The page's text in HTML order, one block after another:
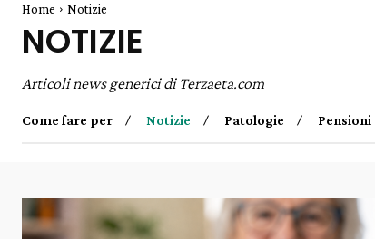
Home Notizie
NOTIZIE
Articoli news generici di Terzaeta.com
Come fare per Notizie Patologie Pensioni